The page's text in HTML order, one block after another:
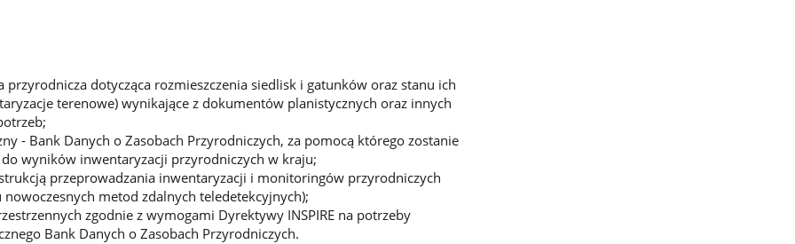
przyrodnicza dotycząca rozmieszczenia siedlisk i gatunków oraz stanu ich
terenowe) wynikające z dokumentów planistycznych oraz innych
- Bank Danych o Zasobach Przyrodniczych, za pomocą którego zostanie
wyników inwentaryzacji przyrodniczych w kraju;
przeprowadzania inwentaryzacji i monitoringów przyrodniczych
metod zdalnych teledetekcyjnych);
zgodnie z wymogami Dyrektywy INSPIRE na potrzeby
Bank Danych o Zasobach Przyrodniczych.